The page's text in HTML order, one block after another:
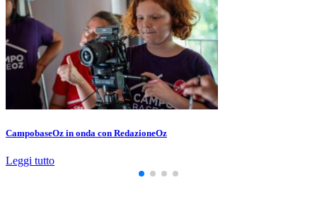
CampobaseOz in onda con RedazioneOz
Leggi tutto